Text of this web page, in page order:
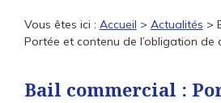
Vous êtes ici : Accueil > Actualités >
Portée et contenu de l’obligation de
Bail commercial :